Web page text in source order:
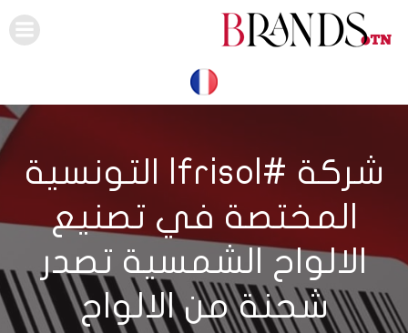
شركة #Ifrisol التونسية
المختصة في تصنيع
الالواح الشمسية تصدر
شحنة من الالواح